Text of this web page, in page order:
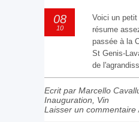
08
10
Voici un
résume
passée à la
St Genis-
de
Ecrit par Marcello
Inauguration
Vin
Laisser un commentaire